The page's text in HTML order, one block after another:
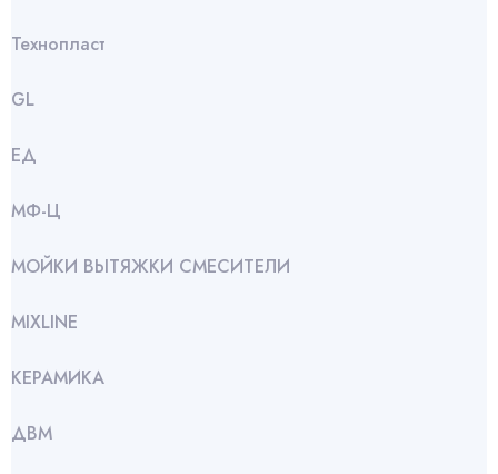
Технопласт
GL
ЕД
МФ-Ц
МОЙКИ ВЫТЯЖКИ СМЕСИТЕЛИ
МIXLINE
КЕРАМИКА
ДВМ